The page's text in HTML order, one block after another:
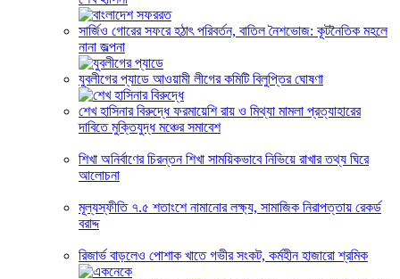
সার্জিও গোরের সফরে হঠাৎ পরিবর্তন, বাতিল নৈশভোজ: কূটনৈতিক মহলে
নানা জল্পনা
যুবলীগের প্যাডে আওয়ামী লীগের কমিটি বিলুপ্তির ঘোষণা
শেখ হাসিনার বিরুদ্ধে ফরমায়েশি রায় ও মিথ্যা মামলা প্রত্যাহারের
দাবিতে মুক্তিযুদ্ধ মঞ্চের সমাবেশ
শিখা অনির্বাণের চিরন্তন শিখা সাময়িকভাবে নিভিয়ে রাখার তথ্য ঘিরে
আলোচনা
মূল্যস্ফীতি ৭.৫ শতাংশে নামানোর লক্ষ্য, সামাজিক নিরাপত্তায় রেকর্ড
বরাদ্দ
রিজার্ভ বাড়লেও পোশাক খাতে গভীর সংকট, কর্মহীন হাজারো শ্রমিক